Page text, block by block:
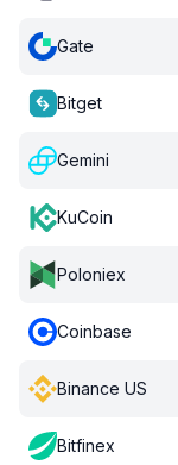
Gate
Bitget
Gemini
KuCoin
Poloniex
Coinbase
Binance US
Bitfinex